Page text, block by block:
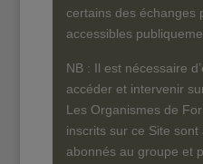
certains des échanges
accessibles
NB : Il est nécessaire
accéder et intervenir
Les Organismes de
inscrits sur ce Site
abonnés au groupe et